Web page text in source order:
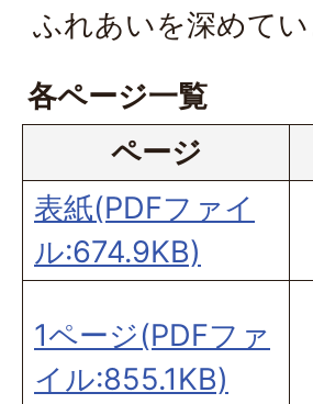
ふれあいを深めてい
各ページ一覧
ページ
表紙(PDFファイ
ル:674.9KB)
1ページ(PDFファ
イル:855.1KB)